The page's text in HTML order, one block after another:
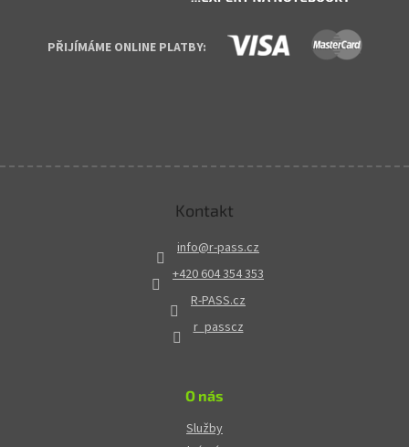
PŘIJÍMÁME ONLINE PLATBY:
Kontakt
info@r-pass.cz
+420 604 354 353
R-PASS.cz
r_passcz
O nás
Služby